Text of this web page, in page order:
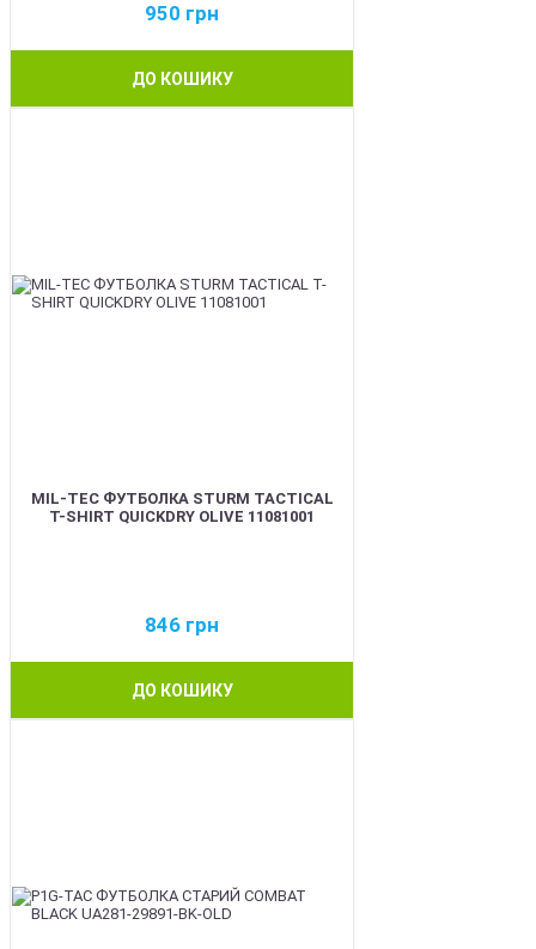
950 грн
ДО КОШИКУ
MIL-TEC ФУТБОЛКА STURM TACTICAL
T-SHIRT QUICKDRY OLIVE 11081001
846 грн
ДО КОШИКУ